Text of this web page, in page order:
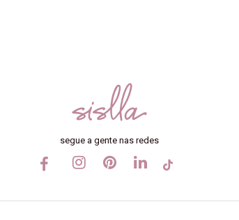
segue a gente nas redes